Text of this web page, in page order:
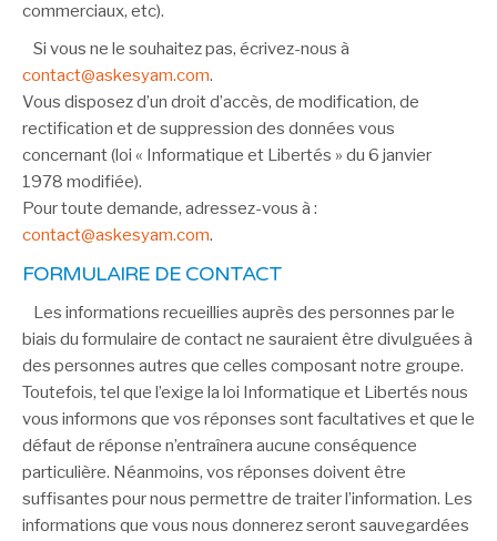
commerciaux, etc).
Si vous ne le souhaitez pas, écrivez-nous à
.
Vous disposez d’un droit d’accès, de modification, de
rectification et de suppression des données vous
concernant (loi « Informatique et Libertés » du 6 janvier
1978 modifiée).
Pour toute demande, adressez-vous à :
.
FORMULAIRE DE CONTACT
Les informations recueillies auprès des personnes par le
biais du formulaire de contact ne sauraient être divulguées à
des personnes autres que celles composant notre groupe.
Toutefois, tel que l’exige la loi Informatique et Libertés nous
vous informons que vos réponses sont facultatives et que le
défaut de réponse n’entraînera aucune conséquence
particulière. Néanmoins, vos réponses doivent être
suffisantes pour nous permettre de traiter l’information. Les
informations que vous nous donnerez seront sauvegardées